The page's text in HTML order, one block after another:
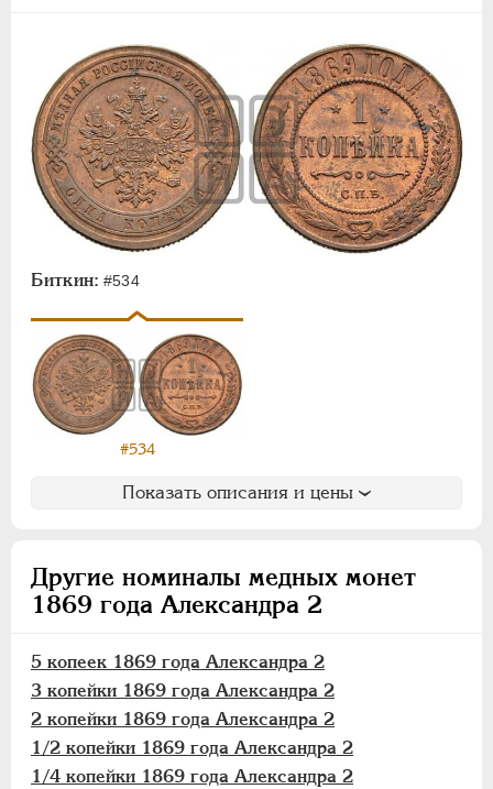
Биткин: #534
#534
Показать описания и цены
Другие номиналы медных монет
1869 года Александра 2
5 копеек 1869 года Александра 2
3 копейки 1869 года Александра 2
2 копейки 1869 года Александра 2
1/2 копейки 1869 года Александра 2
1/4 копейки 1869 года Александра 2